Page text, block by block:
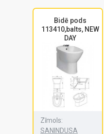
Bidē pods
113410,balts, NEW
DAY
Zīmols:
SANINDUSA